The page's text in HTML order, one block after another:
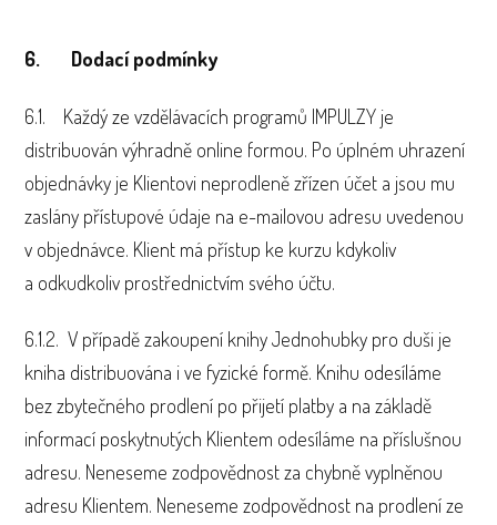
6. Dodací podmínky
6.1. Každý ze vzdělávacích programů IMPULZY je
distribuován výhradně online formou. Po úplném uhrazení
objednávky je Klientovi neprodleně zřízen účet a jsou mu
zaslány přístupové údaje na e-mailovou adresu uvedenou
v objednávce. Klient má přístup ke kurzu kdykoliv
a odkudkoliv prostřednictvím svého účtu.
6.1.2. V případě zakoupení knihy Jednohubky pro duši je
kniha distribuována i ve fyzické formě. Knihu odesíláme
bez zbytečného prodlení po přijetí platby a na základě
informací poskytnutých Klientem odesíláme na příslušnou
adresu. Neneseme zodpovědnost za chybně vyplněnou
adresu Klientem. Neneseme zodpovědnost na prodlení ze